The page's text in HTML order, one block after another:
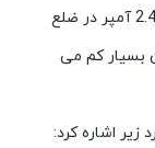
است. و دو پورت USB دیگر نیز با شدت جریان 2.4 آمپر در ضلع
بسیار کم می
زیر اشاره کرد: